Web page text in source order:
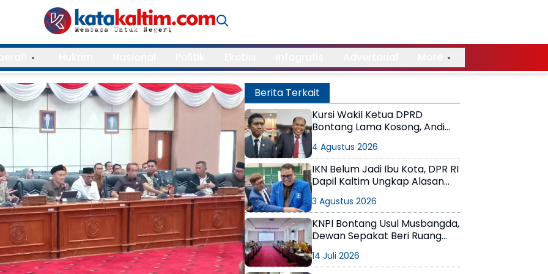
Berita Terkait
Kursi Wakil Ketua DPRD
Bontang Lama Kosong, Andi
Proses di PDIP, Joni Tanggapi
Ada yang Sampai 1 Tahun
4 Agustus 2026
IKN Belum Jadi Ibu Kota, DPR RI
Dapil Kaltim Ungkap Alasan
3 Agustus 2026
KNPI Bontang Usul Musbangda,
Dewan Sepakat Beri Ruang
14 Juli 2026